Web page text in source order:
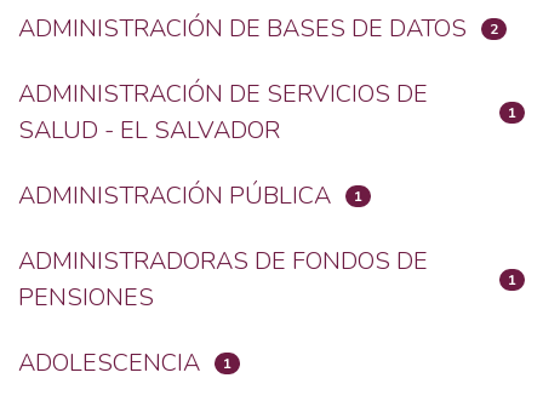
ADMINISTRACIÓN DE BASES DE DATOS 2
ADMINISTRACIÓN DE SERVICIOS DE
SALUD - EL SALVADOR
1
ADMINISTRACIÓN PÚBLICA 1
ADMINISTRADORAS DE FONDOS DE
PENSIONES
1
ADOLESCENCIA 1